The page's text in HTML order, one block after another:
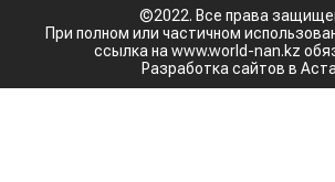
©2022. Все права
При полном или частичном
ссылка на www.world-nan.kz
Разработка сайтов в